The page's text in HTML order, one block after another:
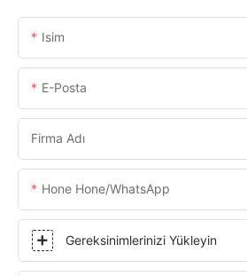
Isim
E-Posta
Firma Adı
Hone Hone/WhatsApp
Gereksinimlerinizi Yükleyin